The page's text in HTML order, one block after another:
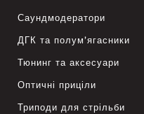
Саундмодератори
ДГК та полум’ягасники
Тюнинг та аксесуари
Оптичні приціли
Триподи для стрільби